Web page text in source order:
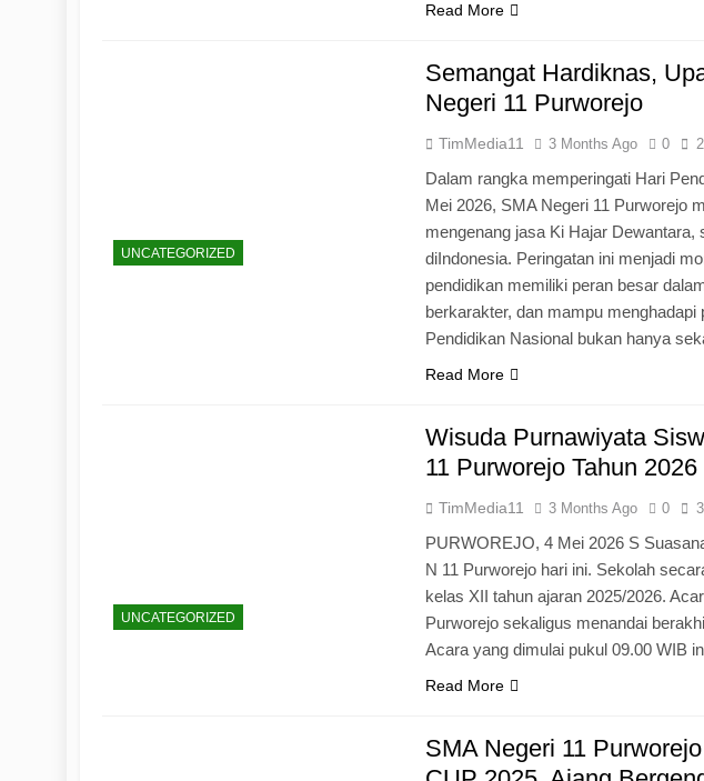
Read More
UNCATEGORIZED
Semangat Hardiknas,
Negeri 11 Purworejo
TimMedia11 3 Months Ago 0
Dalam rangka memperingati Hari
Mei 2026, SMA Negeri 11 Purworejo
mengenang jasa Ki Hajar Dewantara,
diIndonesia. Peringatan ini menjadi
pendidikan memiliki peran besar
berkarakter, dan mampu
Pendidikan Nasional bukan hanya
Read More
UNCATEGORIZED
Wisuda Purnawiyata
11 Purworejo Tahun 2026
TimMedia11 3 Months Ago 0
PURWOREJO, 4 Mei 2026 S
N 11 Purworejo hari ini. Sekolah
kelas XII tahun ajaran 2025/2026.
Purworejo sekaligus menandai
Acara yang dimulai pukul 09.00 WIB
Read More
SMA Negeri 11